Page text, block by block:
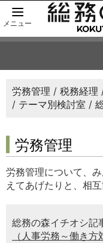
メニュー
労務管理 税務経理
テーマ別検討室
労務管理
労務管理について、
えてあげたりと、相
総務の森イチオシ記
（人事労務～働き方